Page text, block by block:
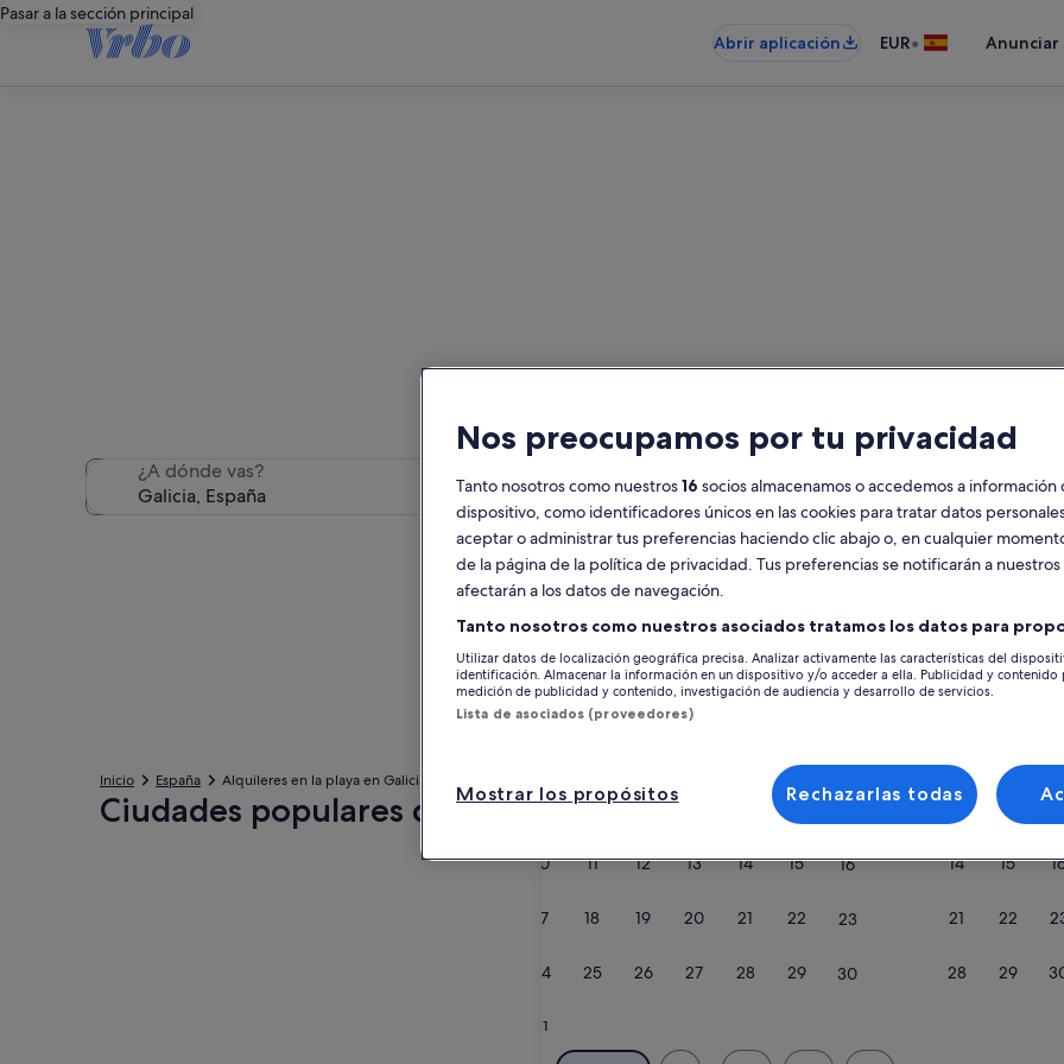
Pasar a la sección principal
Abrir aplicación
EUR•
Galicia: alquileres en la playa
¿A dónde vas?
Calendario
Tus
meses
son
August
de
September
lun.lunesmar.martes
mié.miércoles
jue.jueves
vie.viernes
sáb.sábado
dom.domingo
3 4 5
10 11 12 13 14 15 16
17 18 19 20 21 22 23
24 25 26 27 28 29 30
31
lun.lunesmar.
8
14 15
21 22
28 29
2
Inicio España Alquileres en la playa en Galicia
Ciudades populares de Galicia
Santiago de Compostela
Nos preocupamos por tu privacidad
Tanto nosotros como nuestros16 socios almacenamos o accedemos a información
dispositivo, como identificadores únicos en las cookies para tratar datos
aceptar o administrar tus preferencias haciendo clic abajo o, en cualquier
de la página de la política de privacidad. Tus preferencias se notificarán a nuestros
afectarán a los datos de navegación.
Tanto nosotros como nuestros asociados tratamos los datos para
Utilizar datos de localización geográfica precisa. Analizar activamente las características del
identificación. Almacenar la información en un dispositivo y/o acceder a ella. Publicidad y contenido
medición de publicidad y contenido, investigación de audiencia y desarrollo de servicios.
Lista de asociados (proveedores)
Mostrar los propósitos Rechazarlas todas